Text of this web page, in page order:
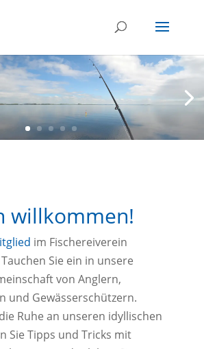
willkommen!
im Fischereiverein
Sie ein in unsere
von Anglern,
und Gewässerschützern.
Ruhe an unseren idyllischen
Sie Tipps und Tricks mit